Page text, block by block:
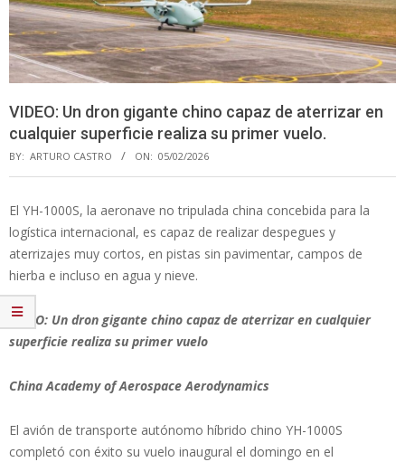
VIDEO: Un dron gigante chino capaz de aterrizar en
cualquier superficie realiza su primer vuelo.
BY: ARTURO CASTRO ON: 05/02/2026
El YH-1000S, la aeronave no tripulada china concebida para la
logística internacional, es capaz de realizar despegues y
aterrizajes muy cortos, en pistas sin pavimentar, campos de
hierba e incluso en agua y nieve.
VIDEO: Un dron gigante chino capaz de aterrizar en cualquier
superficie realiza su primer vuelо
China Academy of Aerospace Aerodynamics
El avión de transporte autónomo híbrido chino YH-1000S
completó con éxito su vuelo inaugural el domingo en el